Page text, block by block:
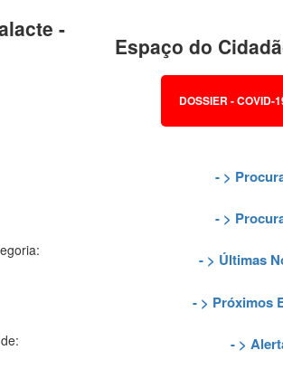
-
Espaço do
DOSSIER - COVID-
- >
- >
- > Últimas
- > Próximos
- >